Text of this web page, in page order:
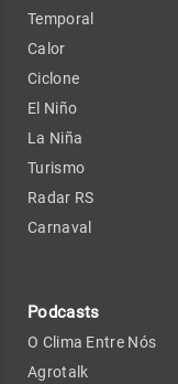
Temporal
Calor
Ciclone
El Niño
La Niña
Turismo
Radar RS
Carnaval
Podcasts
O Clima Entre Nós
Agrotalk